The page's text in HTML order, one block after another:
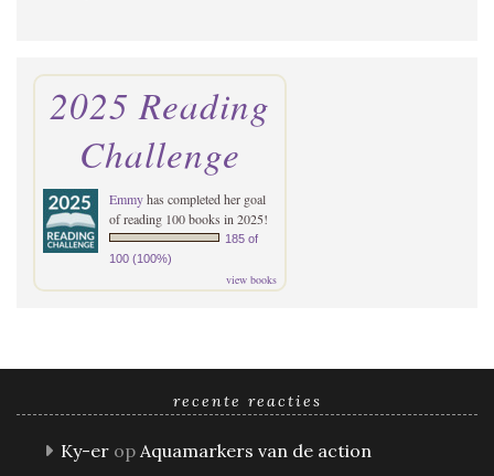
2025 Reading
Challenge
Emmyhas completed her goal
of reading 100 books in 2025!
185 of
100 (100%)
view books
recente reacties
Ky-er op Aquamarkers van de action